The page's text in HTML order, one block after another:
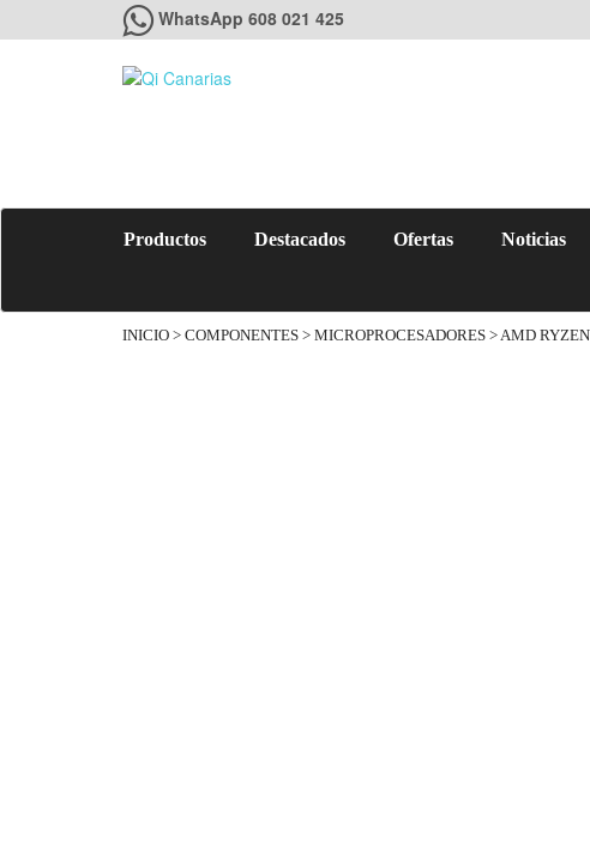
WhatsApp 608 021 425
Productos Destacados Ofertas Noticias
INICIO > COMPONENTES > MICROPROCESADORES > AMD